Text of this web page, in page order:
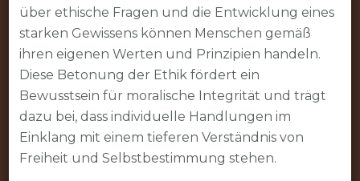
über ethische Fragen und die Entwicklung eines
starken Gewissens können Menschen gemäß
ihren eigenen Werten und Prinzipien handeln.
Diese Betonung der Ethik fördert ein
Bewusstsein für moralische Integrität und trägt
dazu bei, dass individuelle Handlungen im
Einklang mit einem tieferen Verständnis von
Freiheit und Selbstbestimmung stehen.